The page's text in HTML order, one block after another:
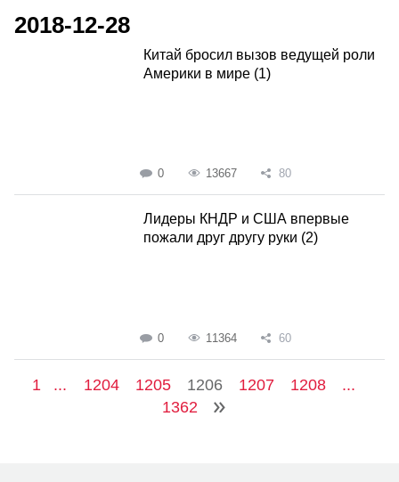
2018-12-28
Китай бросил вызов ведущей роли
Америки в мире (1)
0 13667 80
Лидеры КНДР и США впервые
пожали друг другу руки (2)
0 11364 60
1 ... 1204 1205 1206 1207 1208
...
1362